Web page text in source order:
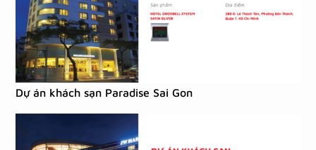
Dự án khách sạn Paradise Sai Gon